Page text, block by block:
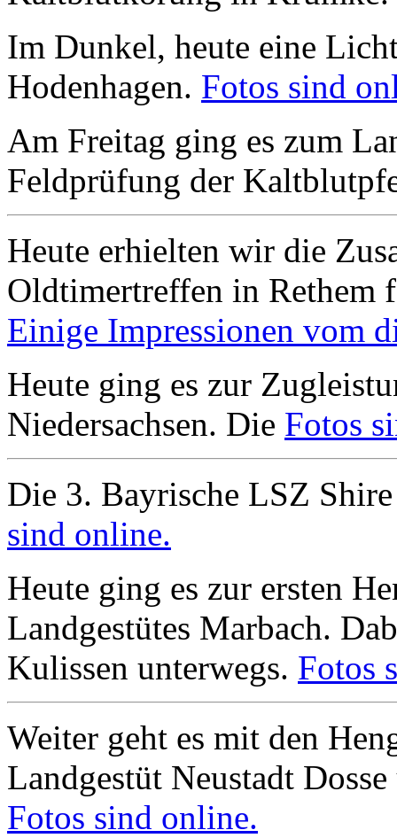
Im Dunkel, heute eine
Hodenhagen. Fotos sind
Am Freitag ging es zum
Feldprüfung der
Heute erhielten wir die
Oldtimertreffen in Rethem
Einige Impressionen vom
Heute ging es zur
Niedersachsen. Die Fotos
Die 3. Bayrische LSZ
sind online.
Heute ging es zur ersten
Landgestütes Marbach.
Kulissen unterwegs. Fotos
Weiter geht es mit den
Landgestüt Neustadt
Fotos sind online.